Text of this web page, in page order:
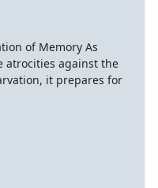
of Memory As
atrocities against the
it prepares for